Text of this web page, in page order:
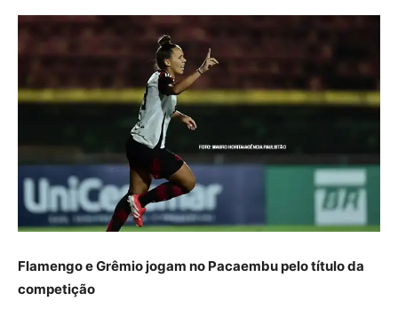
Flamengo e Grêmio jogam no Pacaembu pelo título da
competição